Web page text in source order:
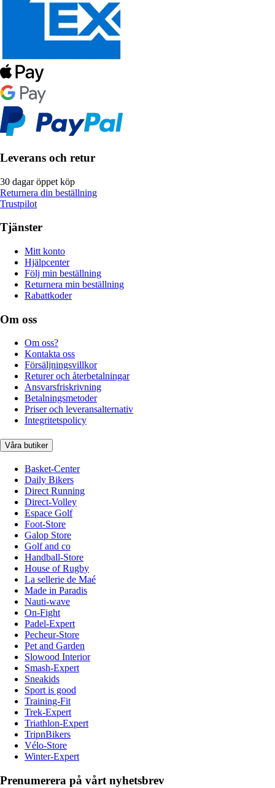
Leverans och retur
30 dagar öppet köp
Returnera din beställning
Trustpilot
Tjänster
Mitt konto
Hjälpcenter
Följ min beställning
Returnera min beställning
Rabattkoder
Om oss
Om oss?
Kontakta oss
Försäljningsvillkor
Returer och återbetalningar
Ansvarsfriskrivning
Betalningsmetoder
Priser och leveransalternativ
Integritetspolicy
Våra butiker
Basket-Center
Daily Bikers
Direct Running
Direct-Volley
Espace Golf
Foot-Store
Galop Store
Golf and co
Handball-Store
House of Rugby
La sellerie de Maé
Made in Paradis
Nauti-wave
On-Fight
Padel-Expert
Pecheur-Store
Pet and Garden
Slowood Interior
Smash-Expert
Sneakids
Sport is good
Training-Fit
Trek-Expert
Triathlon-Expert
TripnBikers
Vélo-Store
Winter-Expert
Prenumerera på vårt nyhetsbrev